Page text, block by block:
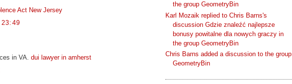
Act New Jersey
in VA. dui lawyer in amherst
the group GeometryBin
Karl Mozaik replied to Chris Barns's
discussion Gdzie znaleźć najlepsze
bonusy powitalne dla nowych graczy in
the group GeometryBin
Chris Barns added a discussion to the group
GeometryBin